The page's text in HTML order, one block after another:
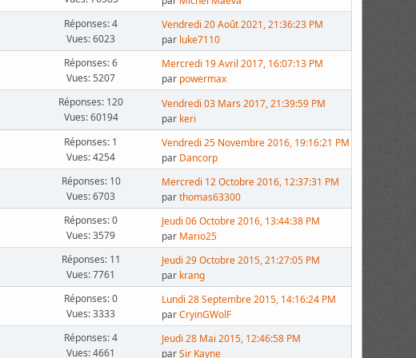
Réponses: 4
Vues: 6023
Vendredi 20 Août 2021, 21:36:23 PM
par luke7110
Réponses: 6
Vues: 5207
Mercredi 19 Avril 2017, 16:07:13 PM
par powermax
Réponses: 120
Vues: 60194
Vendredi 03 Mars 2017, 21:39:59 PM
par keri
Réponses: 1
Vues: 4254
Vendredi 25 Novembre 2016, 19:16:21 PM
par Dancorp
Réponses: 10
Vues: 6703
Mercredi 12 Octobre 2016, 12:37:31 PM
parthomas63300
Réponses: 0
Vues: 3579
Jeudi 06 Octobre 2016, 13:44:38 PM
par Mario25
Réponses: 11
Vues: 7761
Jeudi 29 Octobre 2015, 21:27:05 PM
par krang
Réponses: 0
Vues: 3333
Lundi 28 Septembre 2015, 14:16:24 PM
parCryinGWolF
Réponses: 4
Vues: 4661
Jeudi 28 Mai 2015, 12:46:58 PM
parSir Kayne